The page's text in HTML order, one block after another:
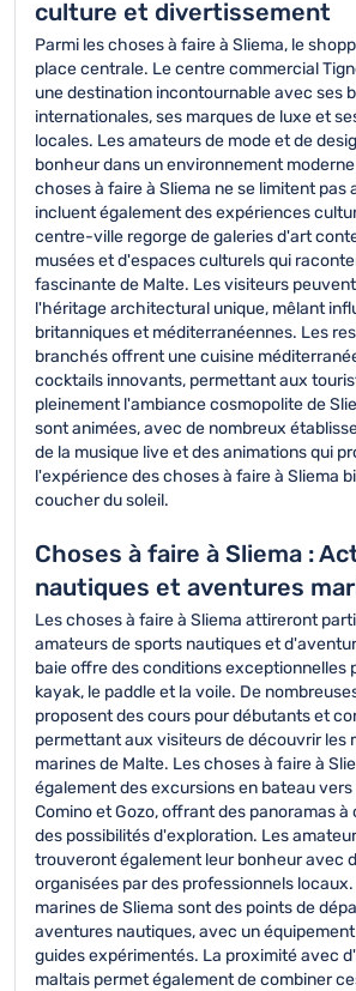
culture et divertissement
Parmi les choses à faire à Sliema, le
place centrale. Le centre commercial
une destination incontournable avec ses
internationales, ses marques de luxe et
locales. Les amateurs de mode et de
bonheur dans un environnement
choses à faire à Sliema ne se limitent pas
incluent également des expériences
centre-ville regorge de galeries d'art
musées et d'espaces culturels qui
fascinante de Malte. Les visiteurs
l'héritage architectural unique, mêlant
britanniques et méditerranéennes. Les
branchés offrent une cuisine
cocktails innovants, permettant aux
pleinement l'ambiance cosmopolite de
sont animées, avec de nombreux
de la musique live et des animations qui
l'expérience des choses à faire à Sliema
coucher du soleil.
Choses à faire à Sliema :
nautiques et aventures
Les choses à faire à Sliema attireront
amateurs de sports nautiques et
baie offre des conditions exceptionnelles
kayak, le paddle et la voile. De
proposent des cours pour débutants et
permettant aux visiteurs de découvrir les
marines de Malte. Les choses à faire à
également des excursions en bateau vers
Comino et Gozo, offrant des panoramas
des possibilités d'exploration. Les
trouveront également leur bonheur avec
organisées par des professionnels
marines de Sliema sont des points de
aventures nautiques, avec un
guides expérimentés. La proximité avec
maltais permet également de combiner